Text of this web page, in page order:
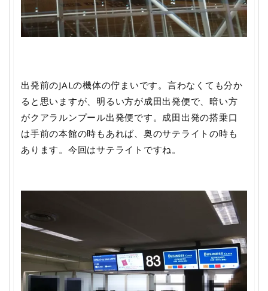
出発前のJALの機体の佇まいです。言わなくても分か
ると思いますが、明るい方が成田出発便で、暗い方
がクアラルンプール出発便です。成田出発の搭乗口
は手前の本館の時もあれば、奥のサテライトの時も
あります。今回はサテライトですね。